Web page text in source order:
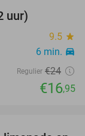
uur)
9.5 star
6 min. directions_car
Regulier €24
€16,95